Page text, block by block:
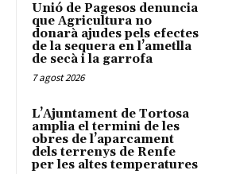
Unió de Pagesos denuncia
que Agricultura no
donarà ajudes pels efectes
de la sequera en l’ametlla
de secà i la garrofa
7 agost 2026
L’Ajuntament de Tortosa
amplia el termini de les
obres de l’aparcament
dels terrenys de Renfe
per les altes temperatures